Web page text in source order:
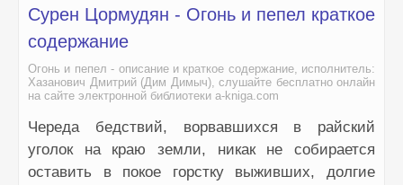
Сурен Цормудян - Огонь и пепел краткое
содержание
Огонь и пепел - описание и краткое содержание, исполнитель:
Хазанович Дмитрий (Дим Димыч), слушайте бесплатно онлайн
на сайте электронной библиотеки a-kniga.com
Череда бедствий, ворвавшихся в райский
уголок на краю земли, никак не собирается
оставить в покое горстку выживших, долгие